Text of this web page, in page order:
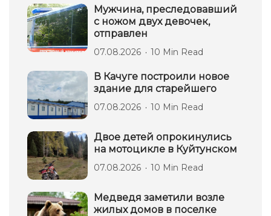
Мужчина, преследовавший
с ножом двух девочек,
отправлен
07.08.2026 10 Min Read
В Качуге построили новое
здание для старейшего
07.08.2026 10 Min Read
Двое детей опрокинулись
на мотоцикле в Куйтунском
07.08.2026 10 Min Read
Медведя заметили возле
жилых домов в поселке